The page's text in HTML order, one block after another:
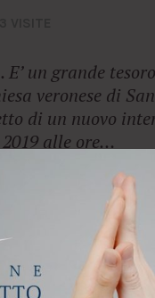
un grande
veronese di
di un nuovo
alle ore…